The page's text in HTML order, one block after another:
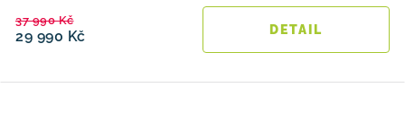
29 990 Kč
37 990 Kč